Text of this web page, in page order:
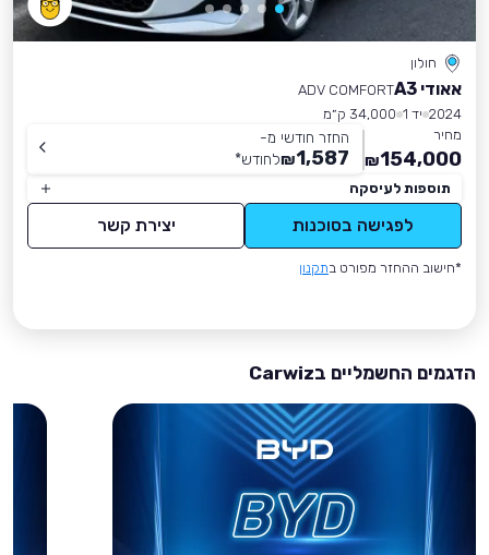
חולון
אאודי A3
ADV COMFORT
2024 יד 1
34,000 ק״מ
מחיר
154,000
₪
החזר חודשי מ-
1,587
₪לחודש*
תוספות לעיסקה
לפגישה בסוכנות יצירת קשר
*חישוב ההחזר מפורט בתקנון
הדגמים החשמליים בCarwiz